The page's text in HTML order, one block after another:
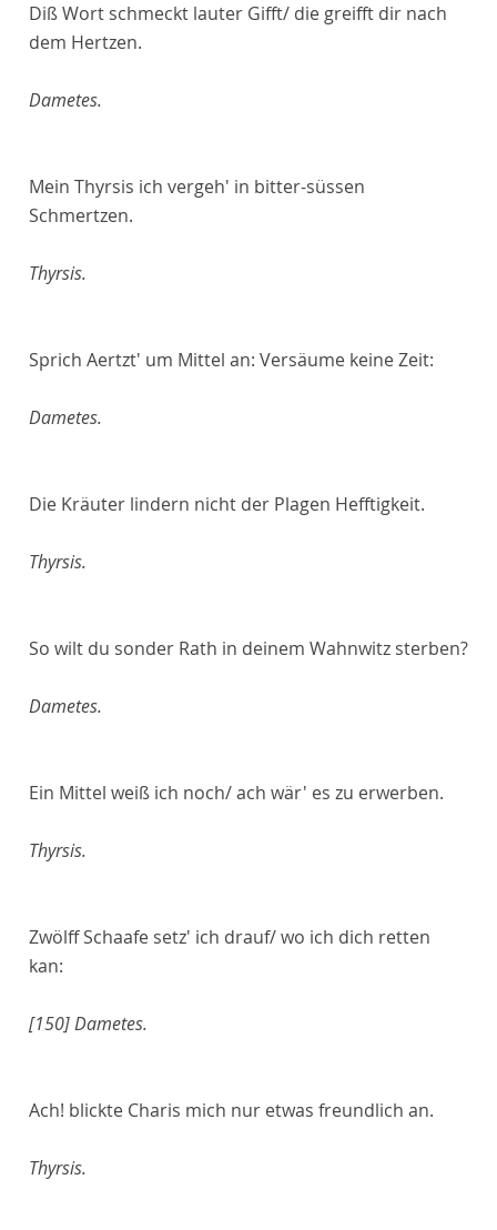
Diß Wort schmeckt lauter Gifft/ die greifft dir nach
dem Hertzen.
Dametes.
Mein Thyrsis ich vergeh' in bitter-süssen
Schmertzen.
Thyrsis.
Sprich Aertzt' um Mittel an: Versäume keine Zeit:
Dametes.
Die Kräuter lindern nicht der Plagen Hefftigkeit.
Thyrsis.
So wilt du sonder Rath in deinem Wahnwitz sterben?
Dametes.
Ein Mittel weiß ich noch/ ach wär' es zu erwerben.
Thyrsis.
Zwölff Schaafe setz' ich drauf/ wo ich dich retten
kan:
[150]Dametes.
Ach! blickte Charis mich nur etwas freundlich an.
Thyrsis.